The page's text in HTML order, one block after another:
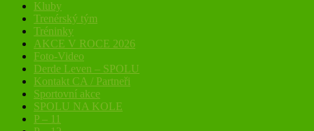
Kluby
Trenérský tým
Tréninky
AKCE V ROCE 2026
Foto-Video
Derde Leven – SPOLU
Kontakt CA / Partneři
Sportovní akce
SPOLU NA KOLE
P – 11